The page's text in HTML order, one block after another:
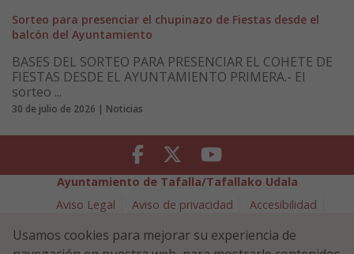
Sorteo para presenciar el chupinazo de Fiestas desde el
balcón del Ayuntamiento
BASES DEL SORTEO PARA PRESENCIAR EL COHETE DE
FIESTAS DESDE EL AYUNTAMIENTO PRIMERA.- El
sorteo ...
30 de julio de 2026 | Noticias
Facebook Twitter Youtube
Ayuntamiento de Tafalla/Tafallako Udala
Aviso Legal
Aviso de privacidad
Accesibilidad
Política de Seguridad de la Información
Usamos cookies para mejorar su experiencia de